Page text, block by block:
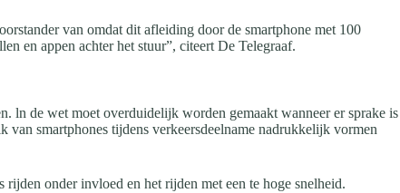
van omdat dit afleiding door de smartphone met 100
en appen achter het stuur”, citeert De Telegraaf.
ln de wet moet overduidelijk worden gemaakt wanneer er sprake is
smartphones tijdens verkeersdeelname nadrukkelijk vormen
onder invloed en het rijden met een te hoge snelheid.